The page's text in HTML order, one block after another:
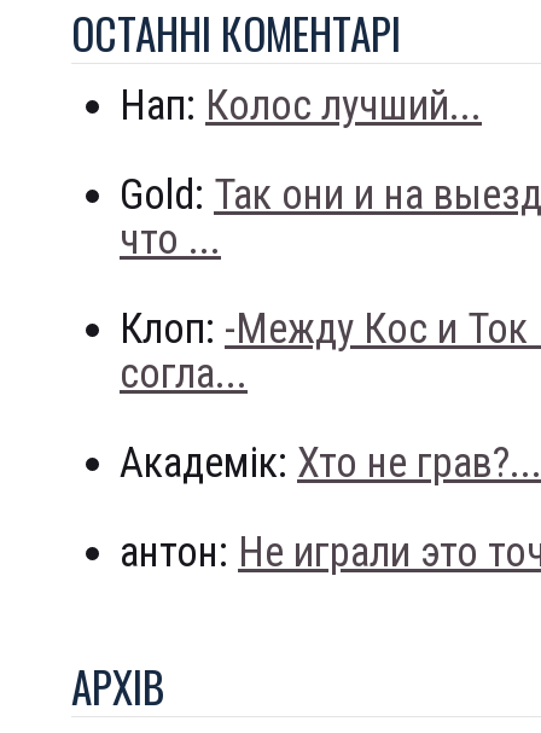
ОСТАННI КОМЕНТАРI
Нап: Колос лучший...
Gold: Так они и на
что ...
Клоп: -Между Кос и
согла...
Академік: Хто не грав?...
антон: Не играли это
АРХIВ